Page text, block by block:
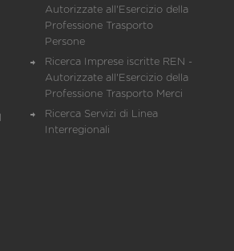
Autorizzate all'Esercizio della
Professione Trasporto
Persone
Ricerca Imprese iscritte REN -
Autorizzate all'Esercizio della
Professione Trasporto Merci
Ricerca Servizi di Linea
Interregionali